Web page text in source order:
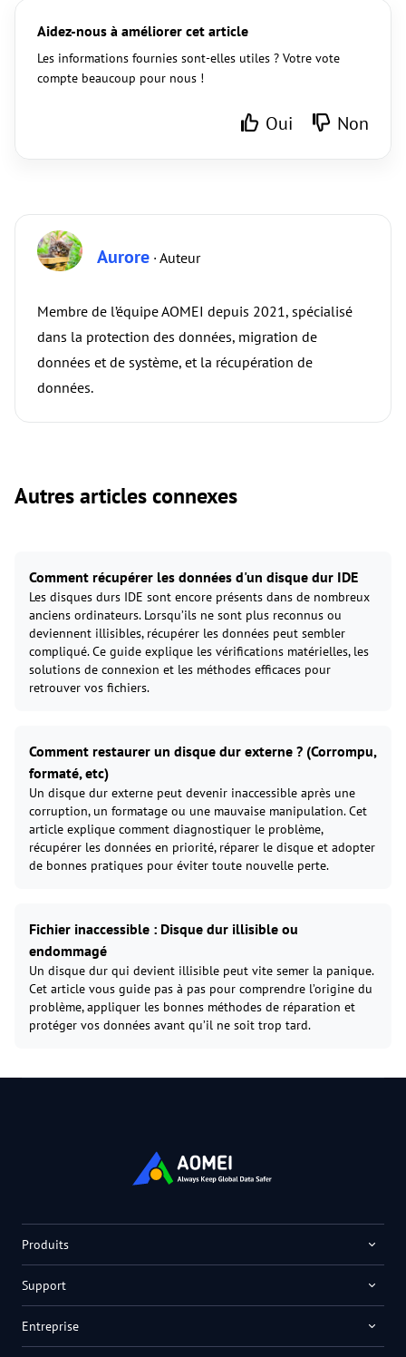
Aidez-nous à améliorer cet article
Les informations fournies sont-elles utiles ? Votre vote
compte beaucoup pour nous !
Oui Non
Aurore · Auteur
Membre de l’équipe AOMEI depuis 2021, spécialisé
dans la protection des données, migration de
données et de système, et la récupération de
données.
Autres articles connexes
Comment récupérer les données d'un disque dur IDE
Les disques durs IDE sont encore présents dans de nombreux
anciens ordinateurs. Lorsqu’ils ne sont plus reconnus ou
deviennent illisibles, récupérer les données peut sembler
compliqué. Ce guide explique les vérifications matérielles, les
solutions de connexion et les méthodes efficaces pour
retrouver vos fichiers.
Comment restaurer un disque dur externe ? (Corrompu,
formaté, etc)
Un disque dur externe peut devenir inaccessible après une
corruption, un formatage ou une mauvaise manipulation. Cet
article explique comment diagnostiquer le problème,
récupérer les données en priorité, réparer le disque et adopter
de bonnes pratiques pour éviter toute nouvelle perte.
Fichier inaccessible : Disque dur illisible ou
endommagé
Un disque dur qui devient illisible peut vite semer la panique.
Cet article vous guide pas à pas pour comprendre l’origine du
problème, appliquer les bonnes méthodes de réparation et
protéger vos données avant qu’il ne soit trop tard.
Produits
Support
Entreprise